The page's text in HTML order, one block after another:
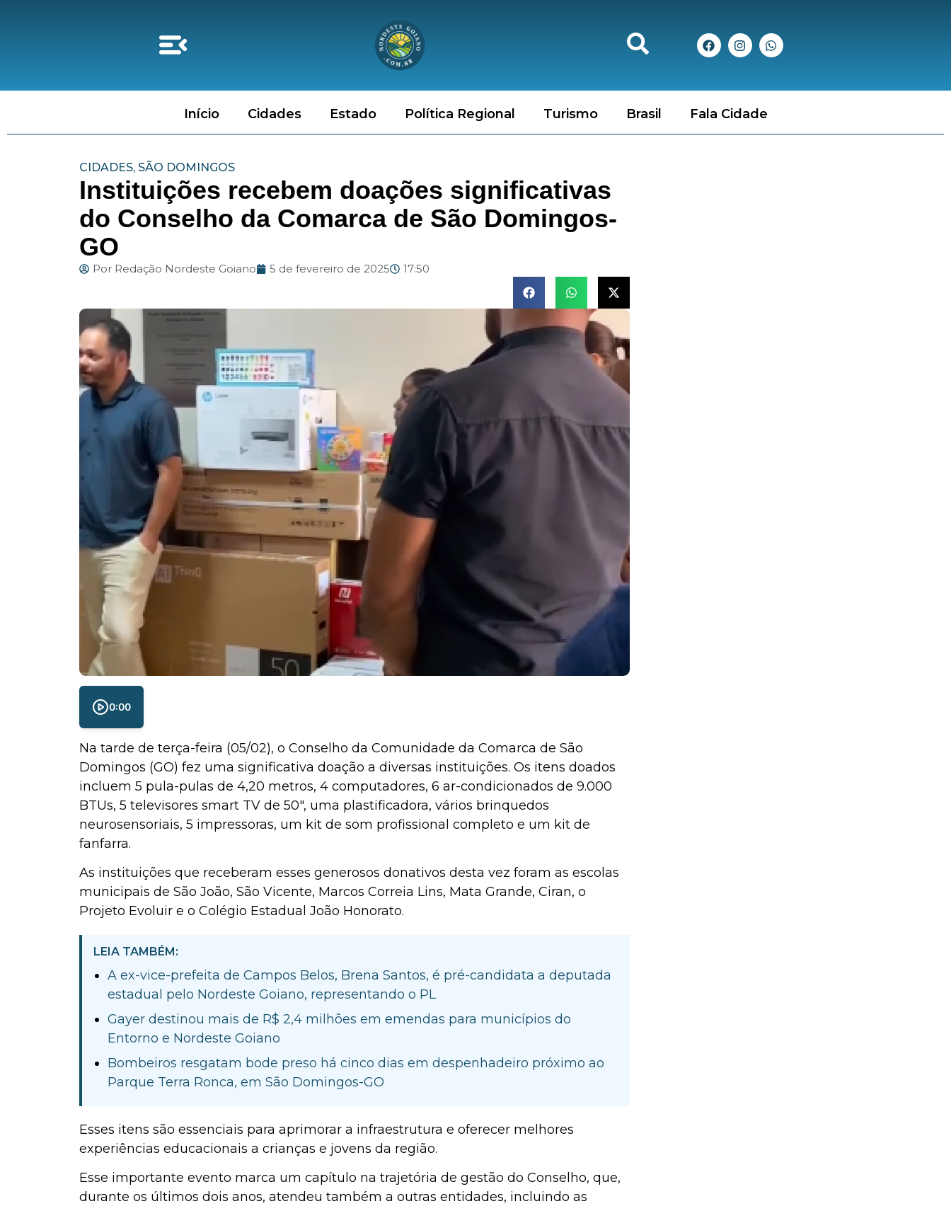
Início Cidades Estado Política Regional Turismo Brasil Fala Cidade
CIDADES, SÃO DOMINGOS
Instituições recebem doações significativas
do Conselho da Comarca de São Domingos-
GO
Por Redação Nordeste Goiano 5 de fevereiro de 2025 17:50
0:00
Na tarde de terça-feira (05/02), o Conselho da Comunidade da Comarca de São
Domingos (GO) fez uma significativa doação a diversas instituições. Os itens doados
incluem 5 pula-pulas de 4,20 metros, 4 computadores, 6 ar-condicionados de 9.000
BTUs, 5 televisores smart TV de 50″, uma plastificadora, vários brinquedos
neurosensoriais, 5 impressoras, um kit de som profissional completo e um kit de
fanfarra.
As instituições que receberam esses generosos donativos desta vez foram as escolas
municipais de São João, São Vicente, Marcos Correia Lins, Mata Grande, Ciran, o
Projeto Evoluir e o Colégio Estadual João Honorato.
LEIA TAMBÉM:
A ex-vice-prefeita de Campos Belos, Brena Santos, é pré-candidata a deputada
estadual pelo Nordeste Goiano, representando o PL
Gayer destinou mais de R$ 2,4 milhões em emendas para municípios do
Entorno e Nordeste Goiano
Bombeiros resgatam bode preso há cinco dias em despenhadeiro próximo ao
Parque Terra Ronca, em São Domingos-GO
Esses itens são essenciais para aprimorar a infraestrutura e oferecer melhores
experiências educacionais a crianças e jovens da região.
Esse importante evento marca um capítulo na trajetória de gestão do Conselho, que,
durante os últimos dois anos, atendeu também a outras entidades, incluindo as